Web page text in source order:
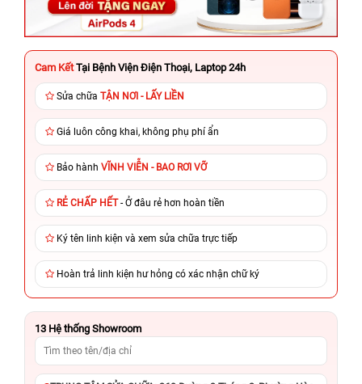
Cam Kết Tại Bệnh Viện Điện Thoại, Laptop 24h
Sửa chữa TẬN NƠI - LẤY LIỀN
Giá luôn công khai, không phụ phí ẩn
Bảo hành VĨNH VIỄN - BAO RƠI VỠ
RẺ CHẤP HẾT- Ở đâu rẻ hơn hoàn tiền
Ký tên linh kiện và xem sửa chữa trực tiếp
Hoàn trả linh kiện hư hỏng có xác nhận chữ ký
13 Hệ thống Showroom